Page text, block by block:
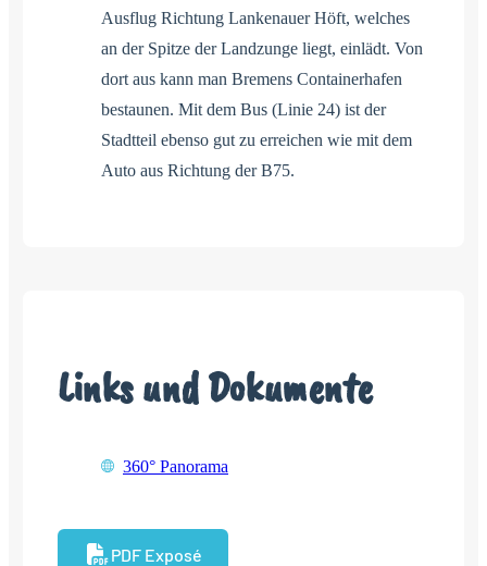
Ausflug Richtung Lankenauer Höft, welches
an der Spitze der Landzunge liegt, einlädt. Von
dort aus kann man Bremens Containerhafen
bestaunen. Mit dem Bus (Linie 24) ist der
Stadtteil ebenso gut zu erreichen wie mit dem
Auto aus Richtung der B75.
Links und Dokumente
360° Panorama
PDF Exposé